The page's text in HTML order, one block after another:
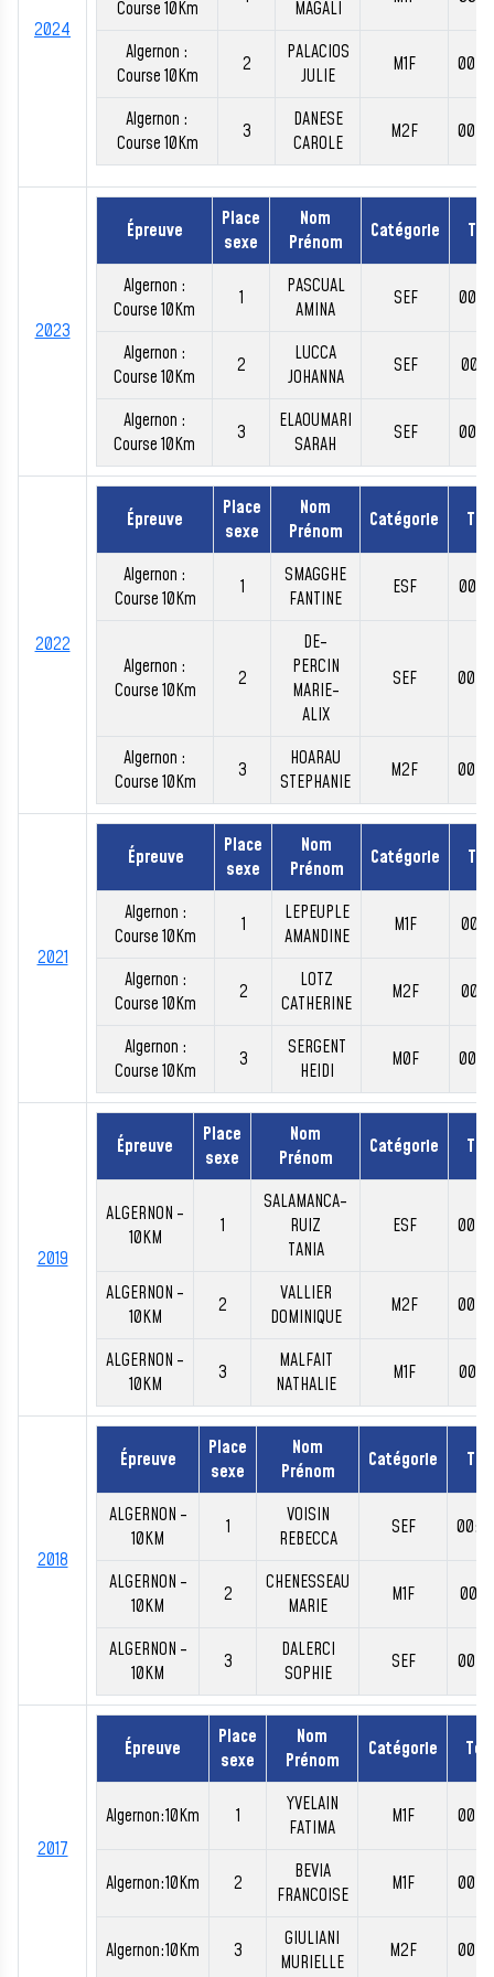
2024
Course 10Km
MAGALI
Algernon :
Course 10Km
2
PALACIOS
JULIE
M1F
Algernon :
Course 10Km
3
DANESE
CAROLE
M2F
2023
Épreuve
Place
sexe
Nom
Prénom
Catégorie
Algernon :
Course 10Km
1
PASCUAL
AMINA
SEF
Algernon :
Course 10Km
2
LUCCA
JOHANNA
SEF
Algernon :
Course 10Km
3
ELAOUMARI
SARAH
SEF
2022
Épreuve
Place
sexe
Nom
Prénom
Catégorie
Algernon :
Course 10Km
1
SMAGGHE
FANTINE
ESF
Algernon :
Course 10Km
2
DE-
PERCIN
MARIE-
ALIX
SEF
Algernon :
Course 10Km
3
HOARAU
STEPHANIE
M2F
2021
Épreuve
Place
sexe
Nom
Prénom
Catégorie
Algernon :
Course 10Km
1
LEPEUPLE
AMANDINE
M1F
Algernon :
Course 10Km
2
LOTZ
CATHERINE
M2F
Algernon :
Course 10Km
3
SERGENT
HEIDI
M0F
2019
Épreuve
Place
sexe
Nom
Prénom
Catégorie
ALGERNON -
10KM
1
SALAMANCA-
RUIZ
TANIA
ESF
ALGERNON -
10KM
2
VALLIER
DOMINIQUE
M2F
ALGERNON -
10KM
3
MALFAIT
NATHALIE
M1F
2018
Épreuve
Place
sexe
Nom
Prénom
Catégorie
ALGERNON -
10KM
1
VOISIN
REBECCA
SEF
ALGERNON -
10KM
2
CHENESSEAU
MARIE
M1F
ALGERNON -
10KM
3
DALERCI
SOPHIE
SEF
2017
Épreuve
Place
sexe
Nom
Prénom
Catégorie
Algernon:10Km 1
YVELAIN
FATIMA
M1F
Algernon:10Km 2
BEVIA
FRANCOISE
M1F
Algernon:10Km 3
GIULIANI
MURIELLE
M2F